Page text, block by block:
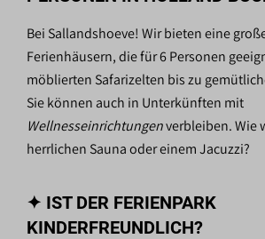
Bei Sallandshoeve! Wir bieten eine
Ferienhäusern, die für 6 Personen
möblierten Safarizelten bis zu
Sie können auch in Unterkünften mit
Wellnesseinrichtungenverbleiben. Wie
herrlichen Sauna oder einem Jacuzzi?
✦ IST DER FERIENPARK
KINDERFREUNDLICH?